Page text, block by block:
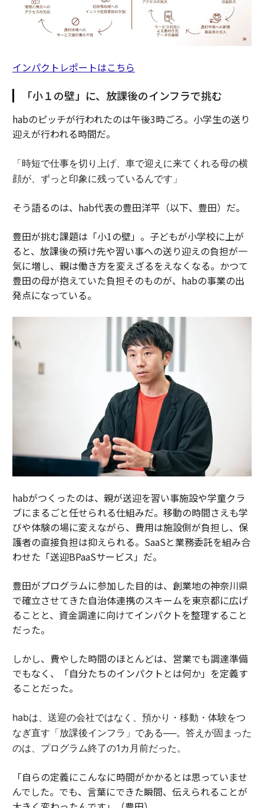
インパクトレポートはこちら
「小１の壁」に、放課後のインフラで挑む
habのピッチが行われたのは午後3時ごろ。小学生の送り
迎えが行われる時間だ。
「時短で仕事を切り上げ、車で迎えに来てくれる母の横
顔が、ずっと印象に残っているんです」
そう語るのは、hab代表の豊田洋平（以下、豊田）だ。
豊田が挑む課題は「小1の壁」。子どもが小学校に上が
ると、放課後の預け先や習い事への送り迎えの負担が一
気に増し、親は働き方を変えざるをえなくなる。かつて
豊田の母が抱えていた負担そのものが、habの事業の出
発点になっている。
habがつくったのは、親が送迎を習い事施設や学童クラ
ブにまるごと任せられる仕組みだ。移動の時間さえも学
びや体験の場に変えながら、費用は施設側が負担し、保
護者の直接負担は抑えられる。SaaSと業務委託を組み合
わせた「送迎BPaaSサービス」だ。
豊田がプログラムに参加した目的は、創業地の神奈川県
で確立させてきた自治体連携のスキームを東京都に広げ
ることと、資金調達に向けてインパクトを整理すること
だった。
しかし、費やした時間のほとんどは、営業でも調達準備
でもなく、「自分たちのインパクトとは何か」を定義す
ることだった。
habは、送迎の会社ではなく、預かり・移動・体験をつ
なぎ直す「放課後インフラ」である──。答えが固まった
のは、プログラム終了の1カ月前だった。
「自らの定義にこんなに時間がかかるとは思っていませ
んでした。でも、言葉にできた瞬間、伝えられることが